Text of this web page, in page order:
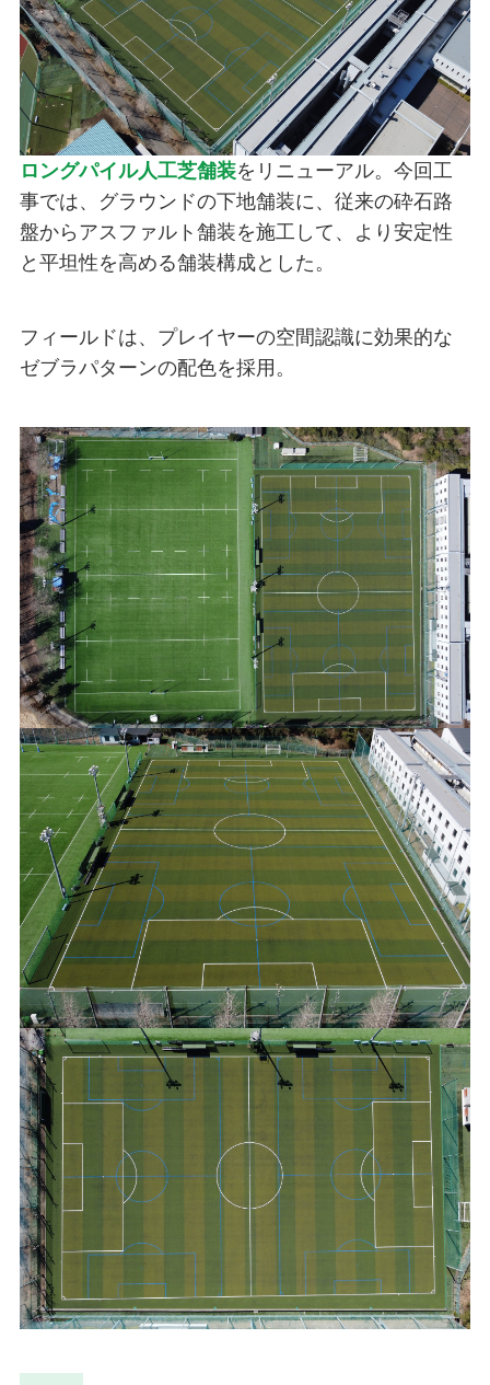
ロングパイル人工芝舗装をリニューアル。今回工
事では、グラウンドの下地舗装に、従来の砕石路
盤からアスファルト舗装を施工して、より安定性
と平坦性を高める舗装構成とした。
フィールドは、プレイヤーの空間認識に効果的な
ゼブラパターンの配色を採用。